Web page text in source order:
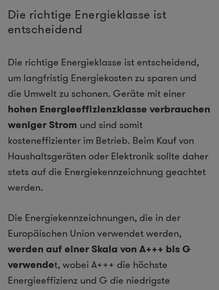
Die richtige Energieklasse ist
entscheidend
Die richtige Energieklasse ist entscheidend,
um langfristig Energiekosten zu sparen und
die Umwelt zu schonen. Geräte mit einer
hohen Energieeffizienzklasse verbrauchen
weniger Strom und sind somit
kosteneffizienter im Betrieb. Beim Kauf von
Haushaltsgeräten oder Elektronik sollte daher
stets auf die Energiekennzeichnung geachtet
werden.
Die Energiekennzeichnungen, die in der
Europäischen Union verwendet werden,
werden auf einer Skala von A+++ bis G
verwendet, wobei A+++ die höchste
Energieeffizienz und G die niedrigste